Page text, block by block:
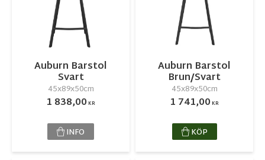
Auburn Barstol
Svart
45x89x50cm
1 838,00KR
INFO
Auburn Barstol
Brun/Svart
45x89x50cm
1 741,00KR
KÖP